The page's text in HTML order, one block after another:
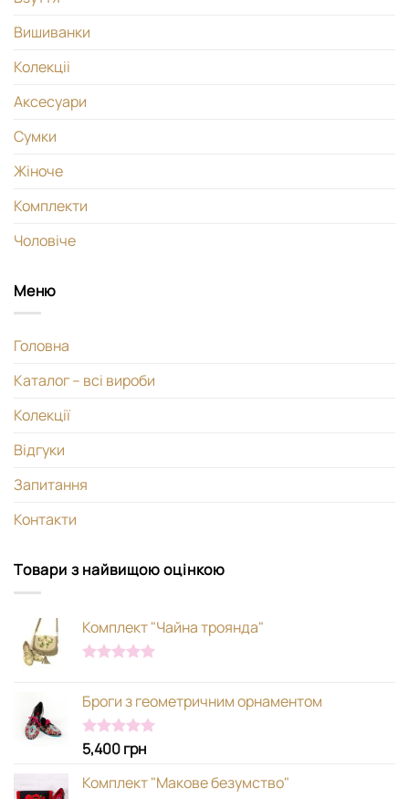
Вишиванки
Колекціі
Аксесуари
Сумки
Жіноче
Комплекти
Чоловіче
Меню
Головна
Каталог – всі вироби
Колекції
Відгуки
Запитання
Контакти
Товари з найвищою оцінкою
Комплект "Чайна троянда"
Броги з геометричним орнаментом
Оцінено в
з 5
5,400грн
Комплект "Макове безумство"